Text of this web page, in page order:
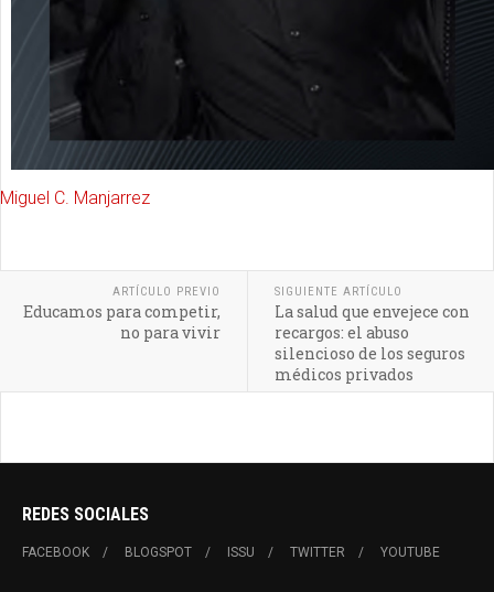
Miguel C. Manjarrez
ARTÍCULO PREVIO
Educamos para competir,
no para vivir
SIGUIENTE ARTÍCULO
La salud que envejece con
recargos: el abuso
silencioso de los seguros
médicos privados
REDES SOCIALES
FACEBOOK BLOGSPOT ISSU TWITTER YOUTUBE